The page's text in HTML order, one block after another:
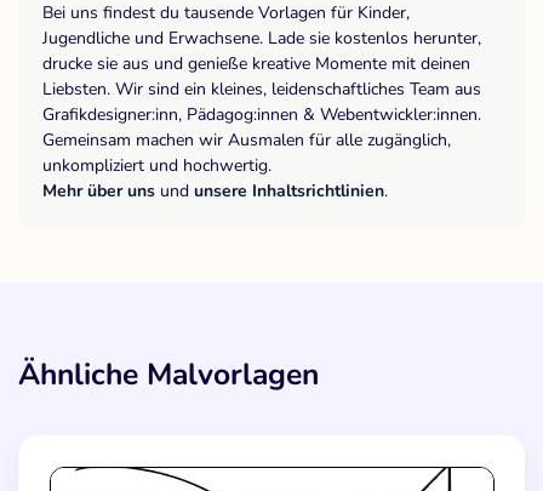
Bei uns findest du tausende Vorlagen für Kinder,
Jugendliche und Erwachsene. Lade sie kostenlos herunter,
drucke sie aus und genieße kreative Momente mit deinen
Liebsten. Wir sind ein kleines, leidenschaftliches Team aus
Grafikdesigner:inn, Pädagog:innen & Webentwickler:innen.
Gemeinsam machen wir Ausmalen für alle zugänglich,
unkompliziert und hochwertig.
Mehr über uns und unsere Inhaltsrichtlinien.
Ähnliche Malvorlagen